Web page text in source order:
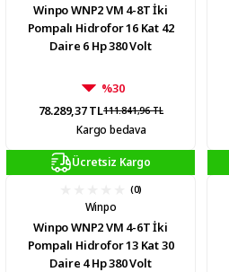
Winpo WNP2 VM 4-8T İki
Pompalı Hidrofor 16 Kat 42
Daire 6 Hp 380 Volt
%30
78.289,37 TL111.841,96 TL
Kargo bedava
Ücretsiz Kargo
(0)
Winpo
Winpo WNP2 VM 4-6T İki
Pompalı Hidrofor 13 Kat 30
Daire 4 Hp 380 Volt